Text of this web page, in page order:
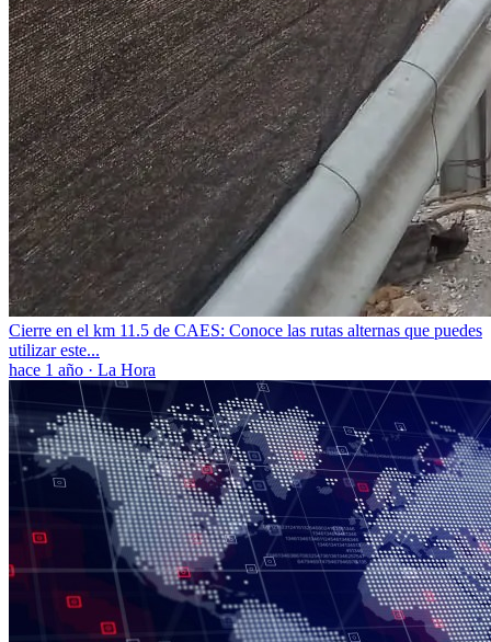
Cierre en el km 11.5 de CAES: Conoce las rutas alternas que puedes
utilizar este...
hace 1 año · La Hora